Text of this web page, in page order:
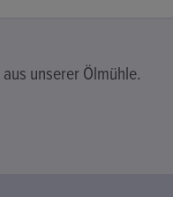
unserer Ölmühle.